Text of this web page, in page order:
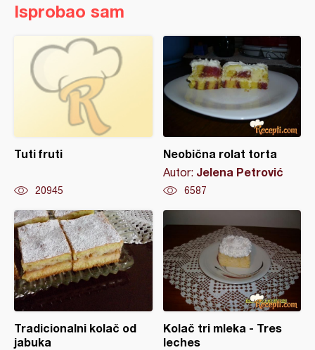
Isprobao sam
Tuti fruti
20945
Neobična rolat torta
Autor: Jelena Petrović
6587
Tradicionalni kolač od
jabuka
Kolač tri mleka - Tres
leches